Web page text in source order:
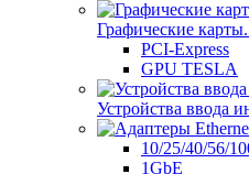
Графические
PCI-Express
GPU TESLA
Устройства ввода
10/25/40/56/
1GbE